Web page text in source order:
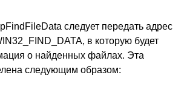
следует передать адрес
в которую будет
о найденных файлах. Эта
следующим образом: